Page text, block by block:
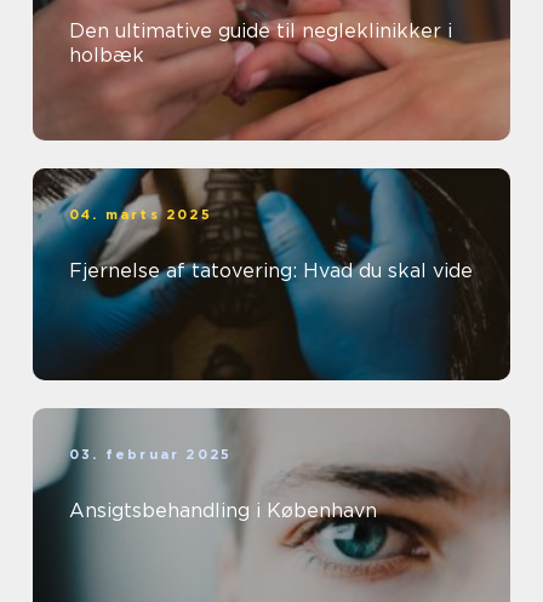
Den ultimative guide til negleklinikker i
holbæk
04. marts 2025
Fjernelse af tatovering: Hvad du skal vide
03. februar 2025
Ansigtsbehandling i København